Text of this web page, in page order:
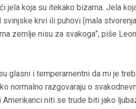
jela koja su itekako bizarna. Jela
krvi ili puhovi (mala
zemlje nisu za svakoga”, piše
glasni i temperamentni da mi je
normalno razgovaraju o
niti se trude biti jako